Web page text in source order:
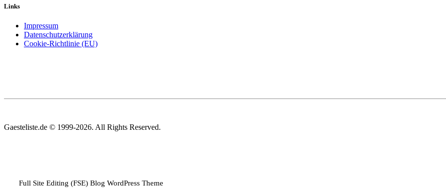
Links
Impressum
Datenschutzerklärung
Cookie-Richtlinie (EU)
Gaesteliste.de © 1999-2026. All Rights Reserved.
Full Site Editing (FSE) Blog WordPress Theme